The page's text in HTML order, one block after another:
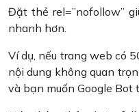
Đặt thẻ rel=”nofollow”
nhanh hơn.
Ví dụ, nếu trang web có
nội dung không quan
và bạn muốn Google Bot